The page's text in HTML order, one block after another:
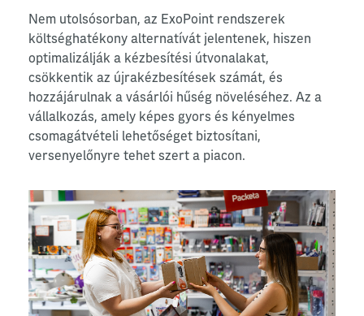
Nem utolsósorban, az ExoPoint rendszerek
költséghatékony alternatívát jelentenek, hiszen
optimalizálják a kézbesítési útvonalakat,
csökkentik az újrakézbesítések számát, és
hozzájárulnak a vásárlói hűség növeléséhez. Az a
vállalkozás, amely képes gyors és kényelmes
csomagátvételi lehetőséget biztosítani,
versenyelőnyre tehet szert a piacon.